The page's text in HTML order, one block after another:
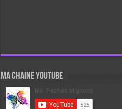
Ma chaine Youtube